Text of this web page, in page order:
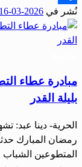
Share
نُشر في 2026-03-16
بليلة القدر
الحرية- دينا عبد:
رمضان المبارك